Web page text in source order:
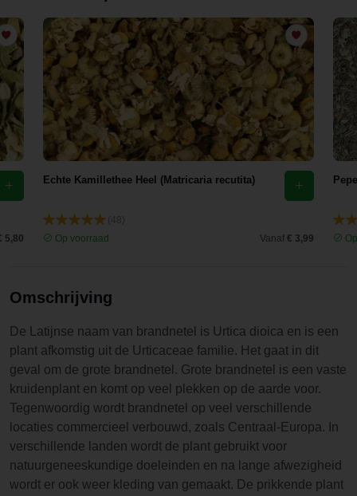
5,80
Echte Kamillethee Heel (Matricaria recutita)
Op voorraad
Vanaf € 3,99
Omschrijving
De Latijnse naam van brandnetel is Urtica dioica en is een
plant afkomstig uit de Urticaceae familie. Het gaat in dit
geval om de grote brandnetel. Grote brandnetel is een vaste
kruidenplant en komt op veel plekken op de aarde voor.
Tegenwoordig wordt brandnetel op veel verschillende
locaties commercieel verbouwd, zoals Centraal-Europa. In
verschillende landen wordt de plant gebruikt voor
natuurgeneeskundige doeleinden en na lange afwezigheid
wordt er ook weer kleding van gemaakt. De prikkende plant